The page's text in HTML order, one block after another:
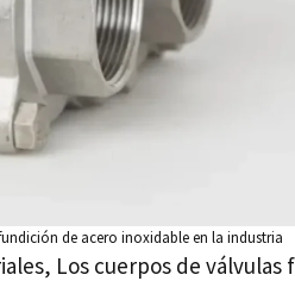
de acero inoxidable en la industria
Los cuerpos de válvulas